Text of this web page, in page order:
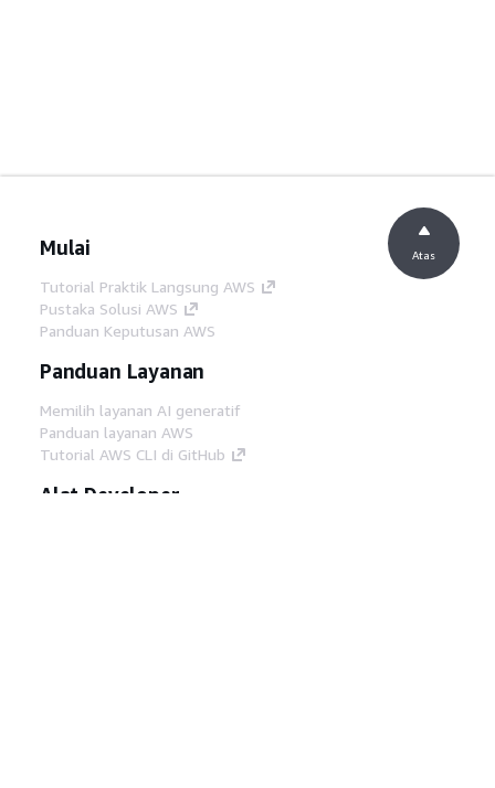
Mulai
Tutorial Praktik Langsung AWS
Pustaka Solusi AWS
Panduan Keputusan AWS
Panduan Layanan
Memilih layanan AI generatif
Panduan layanan AWS
Tutorial AWS CLI di GitHub
Alat Developer
Atas